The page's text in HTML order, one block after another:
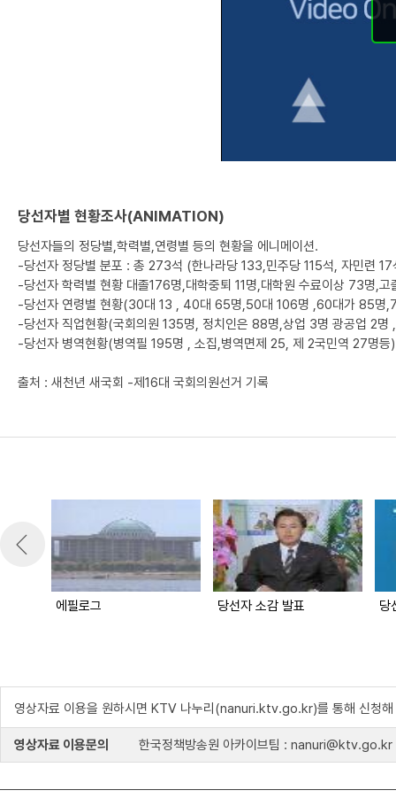
당선자별 현황조사(ANIMATION)
당선자들의 정당별,학력별,연령별 등의 현황을 에니메이션.
-당선자 정당별 분포 : 총 273석 (한나라당 133,민주당 115석, 자민련
-당선자 학력별 현황 대졸176명,대학중퇴 11명,대학원 수료이상 73명,
-당선자 연령별 현황(30대 13 , 40대 65명,50대 106명 ,60대가 85명
-당선자 직업현황(국회의원 135명, 정치인은 88명,상업 3명 광공업 2명
-당선자 병역현황(병역필 195명 , 소집,병역면제 25, 제 2국민역 27명등
출처 : 새천년 새국회 -제16대 국회의원선거 기록
에필로그 당선자 소감 발표
영상자료 이용을 원하시면 KTV 나누리(nanuri.ktv.go.kr)를 통해 신청해
영상자료 이용문의 한국정책방송원 아카이브팀 : nanuri@ktv.go.kr